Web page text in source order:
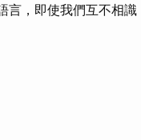
言，即使我們互不相識